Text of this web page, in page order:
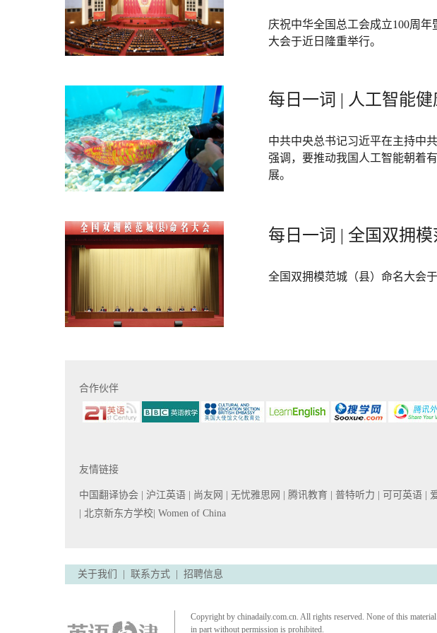
庆祝中华全国总工会成立100周
大会于近日隆重举行。
每日一词 | 人工智能
中共中央总书记习近平在主持中
强调，要推动我国人工智能朝着
展。
每日一词 | 全国双拥模
全国双拥模范城（县）命名大会于
合作伙伴
友情链接
中国翻译协会 | 沪江英语 | 尚友网 | 无忧雅思网 | 腾讯教育 | 普特听力 | 可可英语 |
| 北京新东方学校 | Women of China
关于我们 联系方式 招聘信息
Copyright by chinadaily.com.cn. All rights reserved. None of this
in part without permission is prohibited.